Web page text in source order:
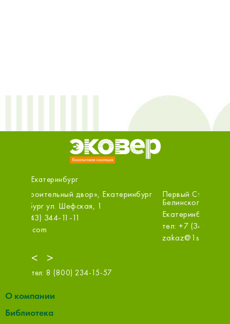
Екатеринбург
<
Первый Стройцентр, Екатеринбург,
Белинского
Екатеринбург ул. Белинского, 111
тел: +7 (343) 305-71-82
ООО
оф.314
тел: +7
>
тел: 8 (800) 234-15-57
О компании
Библиотека